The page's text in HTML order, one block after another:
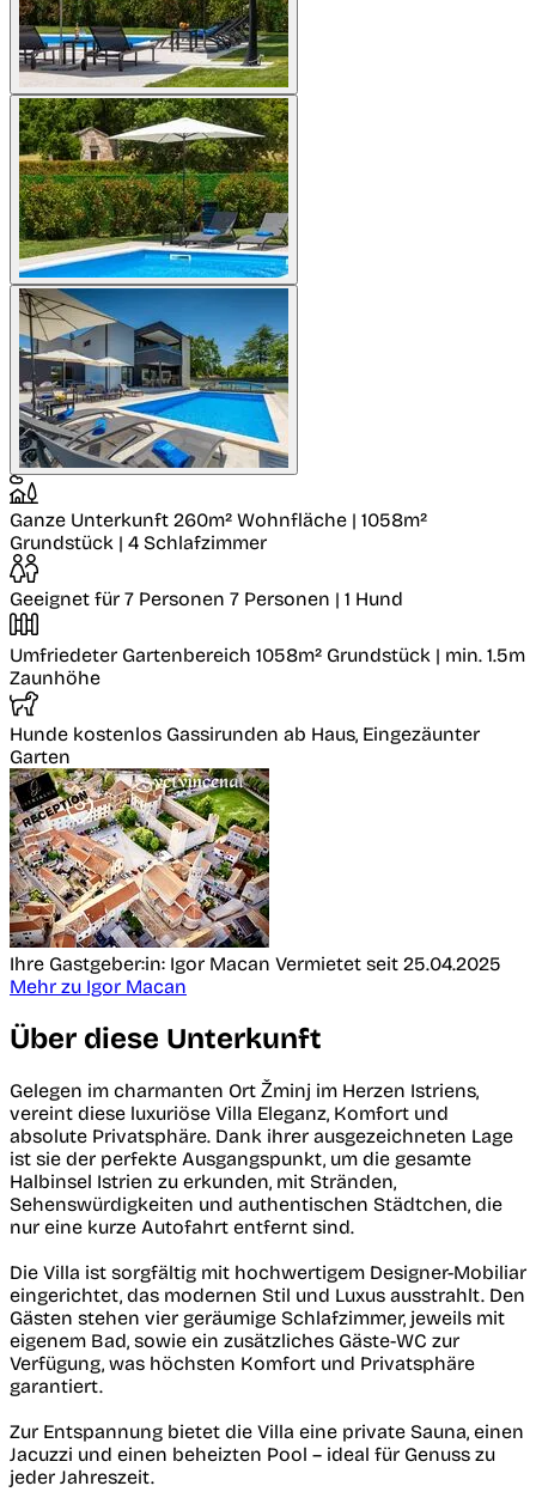
Ganze Unterkunft 260m² Wohnfläche | 1058m²
Grundstück | 4 Schlafzimmer
Geeignet für 7 Personen 7 Personen | 1 Hund
Umfriedeter Gartenbereich 1058m² Grundstück | min. 1.5m
Zaunhöhe
Hunde kostenlos Gassirunden ab Haus, Eingezäunter
Garten
Ihre Gastgeber:in: Igor Macan Vermietet seit 25.04.2025
Mehr zu Igor Macan
Über diese Unterkunft
Gelegen im charmanten Ort Žminj im Herzen Istriens,
vereint diese luxuriöse Villa Eleganz, Komfort und
absolute Privatsphäre. Dank ihrer ausgezeichneten Lage
ist sie der perfekte Ausgangspunkt, um die gesamte
Halbinsel Istrien zu erkunden, mit Stränden,
Sehenswürdigkeiten und authentischen Städtchen, die
nur eine kurze Autofahrt entfernt sind.
Die Villa ist sorgfältig mit hochwertigem Designer-Mobiliar
eingerichtet, das modernen Stil und Luxus ausstrahlt. Den
Gästen stehen vier geräumige Schlafzimmer, jeweils mit
eigenem Bad, sowie ein zusätzliches Gäste-WC zur
Verfügung, was höchsten Komfort und Privatsphäre
garantiert.
Zur Entspannung bietet die Villa eine private Sauna, einen
Jacuzzi und einen beheizten Pool – ideal für Genuss zu
jeder Jahreszeit.